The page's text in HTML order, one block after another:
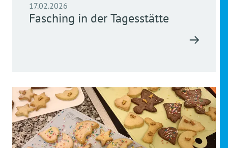
17.02.2026
Fasching in der Tagesstätte